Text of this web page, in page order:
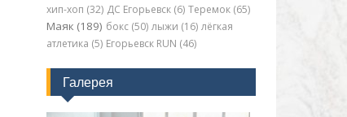
хип-хоп (32) ДС Егорьевск (6) Теремок (65)
Маяк (189) бокс (50) лыжи (16) лёгкая
атлетика (5) Егорьевск RUN (46)
Галерея